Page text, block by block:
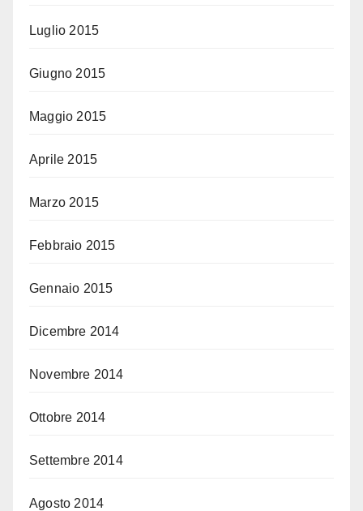
Luglio 2015
Giugno 2015
Maggio 2015
Aprile 2015
Marzo 2015
Febbraio 2015
Gennaio 2015
Dicembre 2014
Novembre 2014
Ottobre 2014
Settembre 2014
Agosto 2014